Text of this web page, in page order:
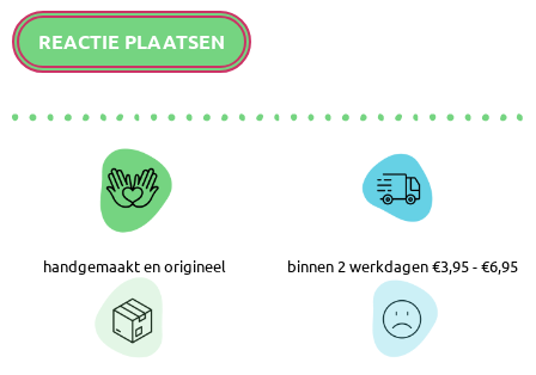
handgemaakt en origineel binnen 2 werkdagen €3,95 - €6,95